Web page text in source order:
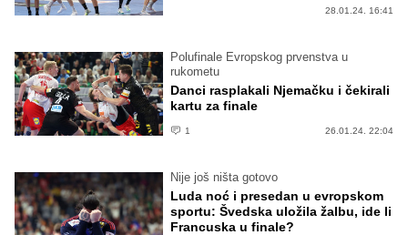
28.01.24. 16:41
Polufinale Evropskog prvenstva u
rukometu
Danci rasplakali Njemačku i čekirali
kartu za finale
1 26.01.24. 22:04
Nije još ništa gotovo
Luda noć i presedan u evropskom
sportu: Švedska uložila žalbu, ide li
Francuska u finale?